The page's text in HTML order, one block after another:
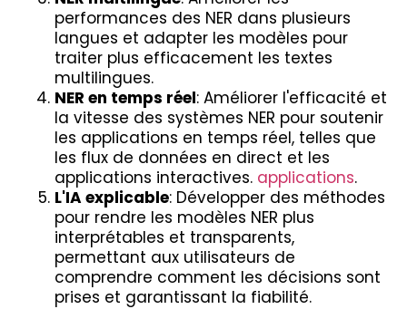
performances des NER dans plusieurs
langues et adapter les modèles pour
traiter plus efficacement les textes
multilingues.
NER en temps réel: Améliorer l'efficacité et
la vitesse des systèmes NER pour soutenir
les applications en temps réel, telles que
les flux de données en direct et les
applications interactives. applications.
L'IA explicable: Développer des méthodes
pour rendre les modèles NER plus
interprétables et transparents,
permettant aux utilisateurs de
comprendre comment les décisions sont
prises et garantissant la fiabilité.